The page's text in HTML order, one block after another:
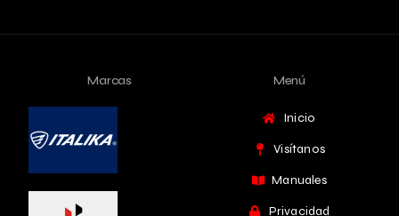
Marcas Menú
Inicio
Visítanos
Manuales
Privacidad